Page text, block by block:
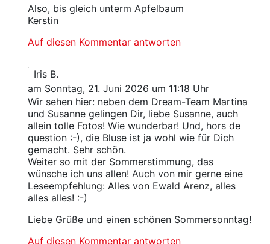
Also, bis gleich unterm Apfelbaum
Kerstin
Auf diesen Kommentar antworten
Iris B.
am Sonntag, 21. Juni 2026 um 11:18 Uhr
Wir sehen hier: neben dem Dream-Team Martina
und Susanne gelingen Dir, liebe Susanne, auch
allein tolle Fotos! Wie wunderbar! Und, hors de
question :-), die Bluse ist ja wohl wie für Dich
gemacht. Sehr schön.
Weiter so mit der Sommerstimmung, das
wünsche ich uns allen! Auch von mir gerne eine
Leseempfehlung: Alles von Ewald Arenz, alles
alles alles! :-)
Liebe Grüße und einen schönen Sommersonntag!
Auf diesen Kommentar antworten